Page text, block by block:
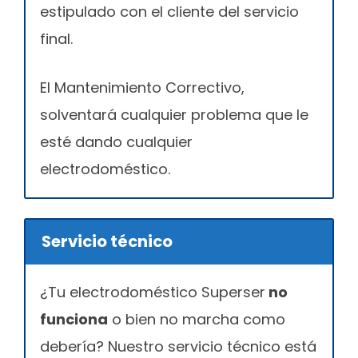
estipulado con el cliente del servicio
final.
El Mantenimiento Correctivo,
solventará cualquier problema que le
esté dando cualquier
electrodoméstico.
Servicio técnico
¿Tu electrodoméstico Superser no
funciona o bien no marcha como
debería? Nuestro servicio técnico está